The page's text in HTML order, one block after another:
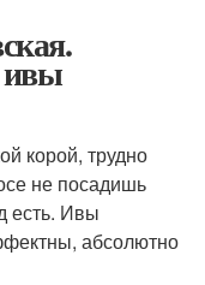
ивы
корой, трудно
не посадишь
есть. Ивы
абсолютно